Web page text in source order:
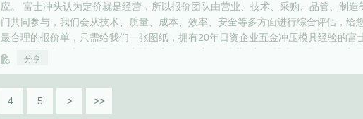
应。 富士冲头认为定价就是经营，所以报价团队由营业、技术、采购、品管、制造
门共同参与，我们会从技术、质量、成本、效率、安全等多方面进行综合评估，给
最合理的报价单，只需给我们一张图纸，拥有20年日资企业五金冲压模具经验的富
团队，就能帮您实现产品的稳定性生产。 第二部分:精湛的加工技术。 我们深知产
分享
4 5 > >>